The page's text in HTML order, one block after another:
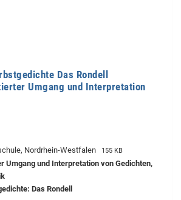
Das Rondell
Umgang und Interpretation
Nordrhein-Westfalen 155 KB
Umgang und Interpretation von Gedichten,
Das Rondell